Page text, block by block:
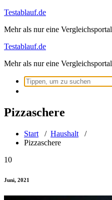
Zum
springen
Testablauf.de
Mehr als nur eine Vergleichsportal
Testablauf.de
Mehr als nur eine Vergleichsportal
Suchen
nach:
Pizzaschere
Start / Haushalt /
Pizzaschere
10
Juni, 2021